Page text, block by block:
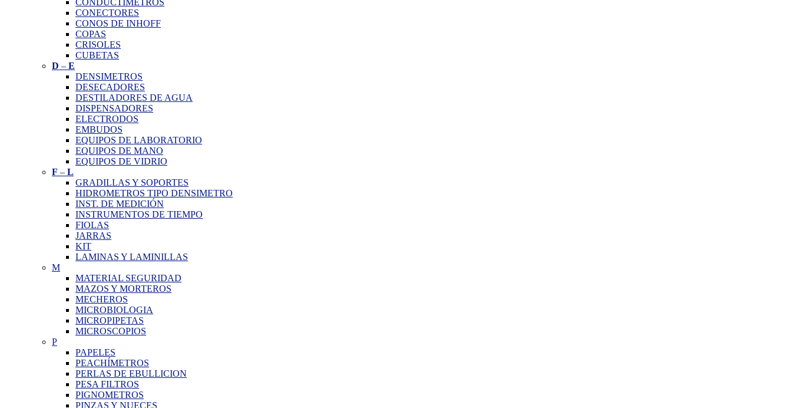
CONDUCTÍMETROS
CONECTORES
CONOS DE INHOFF
COPAS
CRISOLES
CUBETAS
D – E
DENSIMETROS
DESECADORES
DESTILADORES DE AGUA
DISPENSADORES
ELECTRODOS
EMBUDOS
EQUIPOS DE LABORATORIO
EQUIPOS DE MANO
EQUIPOS DE VIDRIO
F – L
GRADILLAS Y SOPORTES
HIDROMETROS TIPO DENSIMETRO
INST. DE MEDICIÓN
INSTRUMENTOS DE TIEMPO
FIOLAS
JARRAS
KIT
LAMINAS Y LAMINILLAS
M
MATERIAL SEGURIDAD
MAZOS Y MORTEROS
MECHEROS
MICROBIOLOGIA
MICROPIPETAS
MICROSCOPIOS
P
PAPELES
PEACHÍMETROS
PERLAS DE EBULLICION
PESA FILTROS
PIGNOMETROS
PINZAS Y NUECES